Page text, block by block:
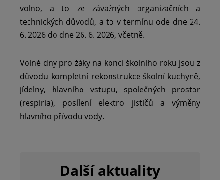
volno, a to ze závažných organizačních a
technických důvodů, a to v termínu ode dne 24.
6. 2026 do dne 26. 6. 2026, včetně.
Volné dny pro žáky na konci školního roku jsou z
důvodu kompletní rekonstrukce školní kuchyně,
jídelny, hlavního vstupu, společných prostor
(respiria), posílení elektro jističů a výměny
hlavního přívodu vody.
Další aktuality